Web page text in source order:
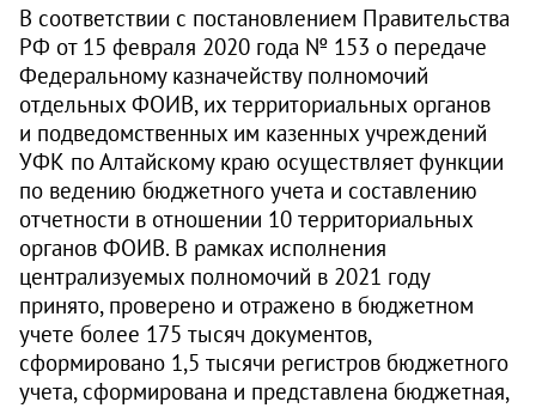
В соответствии с постановлением Правительства
РФ от 15 февраля 2020 года № 153 о передаче
Федеральному казначейству полномочий
отдельных ФОИВ, их территориальных органов
и подведомственных им казенных учреждений
УФК по Алтайскому краю осуществляет функции
по ведению бюджетного учета и составлению
отчетности в отношении 10 территориальных
органов ФОИВ. В рамках исполнения
централизуемых полномочий в 2021 году
принято, проверено и отражено в бюджетном
учете более 175 тысяч документов,
сформировано 1,5 тысячи регистров бюджетного
учета, сформирована и представлена бюджетная,